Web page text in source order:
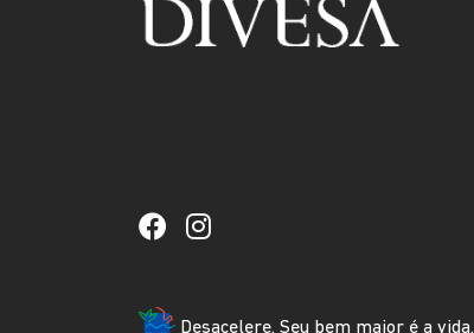
Desacelere. Seu bem maior é a vida.